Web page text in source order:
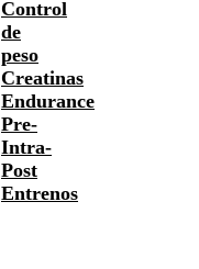
Control
de
peso
Creatinas
Endurance
Pre-
Intra-
Post
Entrenos